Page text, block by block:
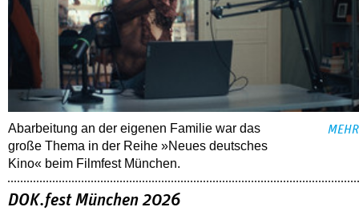
Abarbeitung an der eigenen Familie war das
große Thema in der Reihe »Neues deutsches
Kino« beim Filmfest München.
MEHR
DOK.fest München 2026